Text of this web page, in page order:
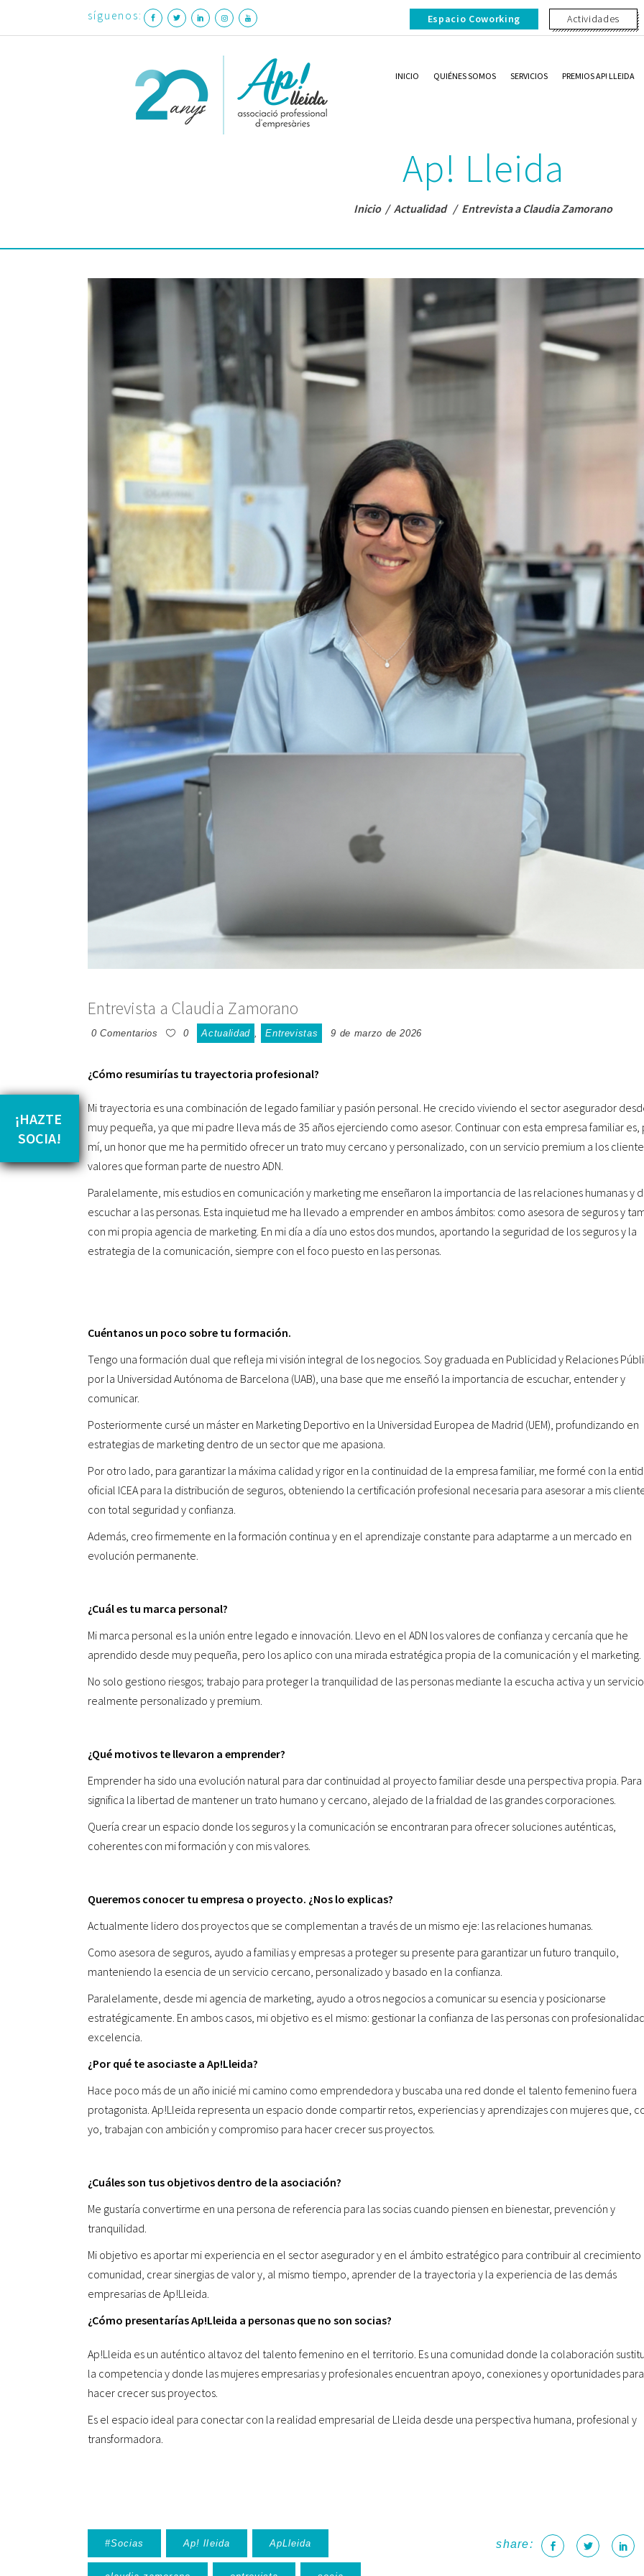
síguenos: Espacio Coworking Actividades
INICIO QUIÉNES SOMOS SERVICIOS PREMIOS AP! LLEIDA
Ap! Lleida
Inicio/ Actualidad / Entrevista a Claudia Zamorano
Entrevista a Claudia Zamorano
0 Comentarios 0 Actualidad , Entrevistas 9 de marzo de 2026
¿Cómo resumirías tu trayectoria profesional?
Mi trayectoria es una combinación de legado familiar y pasión personal. He crecido viviendo el sector asegurador
muy pequeña, ya que mi padre lleva más de 35 años ejerciendo como asesor. Continuar con esta empresa familiar es,
mí, un honor que me ha permitido ofrecer un trato muy cercano y personalizado, con un servicio premium a los
valores que forman parte de nuestro ADN.
Paralelamente, mis estudios en comunicación y marketing me enseñaron la importancia de las relaciones humanas y
escuchar a las personas. Esta inquietud me ha llevado a emprender en ambos ámbitos: como asesora de seguros y
con mi propia agencia de marketing. En mi día a día uno estos dos mundos, aportando la seguridad de los seguros y la
estrategia de la comunicación, siempre con el foco puesto en las personas.
Cuéntanos un poco sobre tu formación.
Tengo una formación dual que refleja mi visión integral de los negocios. Soy graduada en Publicidad y Relaciones
por la Universidad Autónoma de Barcelona (UAB), una base que me enseñó la importancia de escuchar, entender y
comunicar.
Posteriormente cursé un máster en Marketing Deportivo en la Universidad Europea de Madrid (UEM), profundizando en
estrategias de marketing dentro de un sector que me apasiona.
Por otro lado, para garantizar la máxima calidad y rigor en la continuidad de la empresa familiar, me formé con la
oficial ICEA para la distribución de seguros, obteniendo la certificación profesional necesaria para asesorar a mis
con total seguridad y confianza.
Además, creo firmemente en la formación continua y en el aprendizaje constante para adaptarme a un mercado en
evolución permanente.
¿Cuál es tu marca personal?
Mi marca personal es la unión entre legado e innovación. Llevo en el ADN los valores de confianza y cercanía que he
aprendido desde muy pequeña, pero los aplico con una mirada estratégica propia de la comunicación y el marketing.
No solo gestiono riesgos; trabajo para proteger la tranquilidad de las personas mediante la escucha activa y un servicio
realmente personalizado y premium.
¿Qué motivos te llevaron a emprender?
Emprender ha sido una evolución natural para dar continuidad al proyecto familiar desde una perspectiva propia. Para
significa la libertad de mantener un trato humano y cercano, alejado de la frialdad de las grandes corporaciones.
Quería crear un espacio donde los seguros y la comunicación se encontraran para ofrecer soluciones auténticas,
coherentes con mi formación y con mis valores.
Queremos conocer tu empresa o proyecto. ¿Nos lo explicas?
Actualmente lidero dos proyectos que se complementan a través de un mismo eje: las relaciones humanas.
Como asesora de seguros, ayudo a familias y empresas a proteger su presente para garantizar un futuro tranquilo,
manteniendo la esencia de un servicio cercano, personalizado y basado en la confianza.
Paralelamente, desde mi agencia de marketing, ayudo a otros negocios a comunicar su esencia y posicionarse
estratégicamente. En ambos casos, mi objetivo es el mismo: gestionar la confianza de las personas con
excelencia.
¿Por qué te asociaste a Ap!Lleida?
Hace poco más de un año inicié mi camino como emprendedora y buscaba una red donde el talento femenino fuera
protagonista. Ap!Lleida representa un espacio donde compartir retos, experiencias y aprendizajes con mujeres que,
yo, trabajan con ambición y compromiso para hacer crecer sus proyectos.
¿Cuáles son tus objetivos dentro de la asociación?
Me gustaría convertirme en una persona de referencia para las socias cuando piensen en bienestar, prevención y
tranquilidad.
Mi objetivo es aportar mi experiencia en el sector asegurador y en el ámbito estratégico para contribuir al crecimiento
comunidad, crear sinergias de valor y, al mismo tiempo, aprender de la trayectoria y la experiencia de las demás
empresarias de Ap!Lleida.
¿Cómo presentarías Ap!Lleida a personas que no son socias?
Ap!Lleida es un auténtico altavoz del talento femenino en el territorio. Es una comunidad donde la colaboración
la competencia y donde las mujeres empresarias y profesionales encuentran apoyo, conexiones y oportunidades para
hacer crecer sus proyectos.
Es el espacio ideal para conectar con la realidad empresarial de Lleida desde una perspectiva humana, profesional y
transformadora.
#Socias Ap! lleida ApLleida share:
¡HAZTE
SOCIA!